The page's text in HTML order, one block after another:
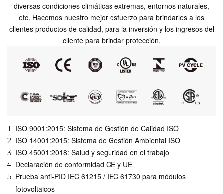
diversas condiciones climáticas extremas, entornos naturales,
etc. Hacemos nuestro mejor esfuerzo para brindarles a los
clientes productos de calidad, para la inversión y los ingresos del
cliente para brindar protección.
ISO 9001:2015: Sistema de Gestión de Calidad ISO
ISO 14001:2015: Sistema de Gestión Ambiental ISO
ISO 45001:2018: Salud y seguridad en el trabajo
Declaración de conformidad CE y UE
Prueba anti-PID IEC 61215 / IEC 61730 para módulos
fotovoltaicos